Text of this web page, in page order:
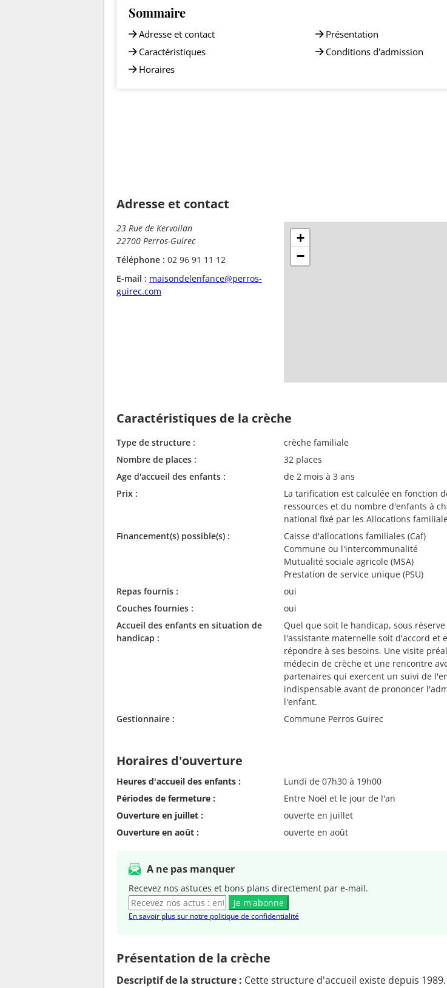
Sommaire
Adresse et contact
Caractéristiques
Horaires
Présentation
Conditions d'admission
Adresse et contact
23 Rue de Kervoilan
22700 Perros-Guirec
Téléphone : 02 96 91 11 12
E-mail : maisondelenfance@perros-
guirec.com
+
−
Caractéristiques de la crèche
Type de structure :
crèche familiale
Nombre de places :
32 places
Age d'accueil des enfants :
de 2 mois à 3 ans
Prix :
La tarification est calculée en fonction
ressources et du nombre d'enfants à
national fixé par les Allocations
Financement(s) possible(s) :
Caisse d'allocations familiales (Caf)
Commune ou l'intercommunalité
Mutualité sociale agricole (MSA)
Prestation de service unique (PSU)
Repas fournis :
oui
Couches fournies :
oui
Accueil des enfants en situation de
handicap :
Quel que soit le handicap, sous
l'assistante maternelle soit d'accord et
répondre à ses besoins. Une visite
médecin de crèche et une rencontre
partenaires qui exercent un suivi de
indispensable avant de prononcer
l'enfant.
Gestionnaire :
Commune Perros Guirec
Horaires d'ouverture
Heures d'accueil des enfants :
Lundi de 07h30 à 19h00
Périodes de fermeture :
Entre Noël et le jour de l'an
Ouverture en juillet :
ouverte en juillet
Ouverture en août :
ouverte en août
A ne pas manquer
Recevez nos astuces et bons plans directement par e-mail.
Je m'abonne
En savoir plus sur notre politique de confidentialité
Présentation de la crèche
Descriptif de la structure : Cette structure d'accueil existe depuis